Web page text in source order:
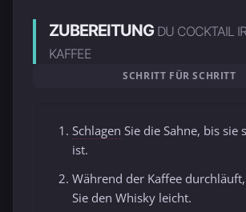
ZUBEREITUNG DU COCKTAIL
KAFFEE
SCHRITT FÜR SCHRITT
Schlagen Sie die Sahne, bis sie
ist.
Während der Kaffee
Sie den Whisky leicht.